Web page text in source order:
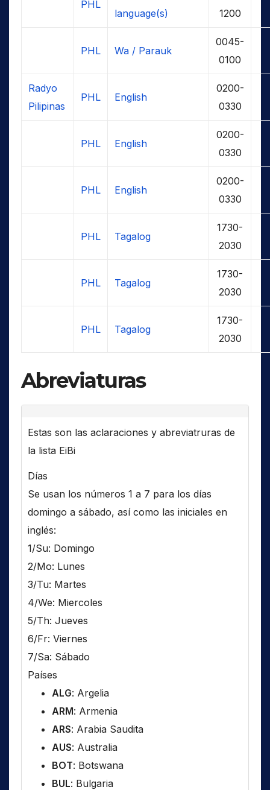
PHL
language(s)
1200
PHL Wa / Parauk
0045-
0100
Radyo
Pilipinas
PHL English
0200-
0330
PHL English
0200-
0330
PHL English
0200-
0330
PHL Tagalog
1730-
2030
PHL Tagalog
1730-
2030
PHL Tagalog
1730-
2030
Abreviaturas
Estas son las aclaraciones y abreviatruras de
la lista EiBi
Días
Se usan los números 1 a 7 para los días
domingo a sábado, así como las iniciales en
inglés:
1/Su: Domingo
2/Mo: Lunes
3/Tu: Martes
4/We: Miercoles
5/Th: Jueves
6/Fr: Viernes
7/Sa: Sábado
Países
ALG: Argelia
ARM: Armenia
ARS: Arabia Saudita
AUS: Australia
BOT: Botswana
BUL: Bulgaria